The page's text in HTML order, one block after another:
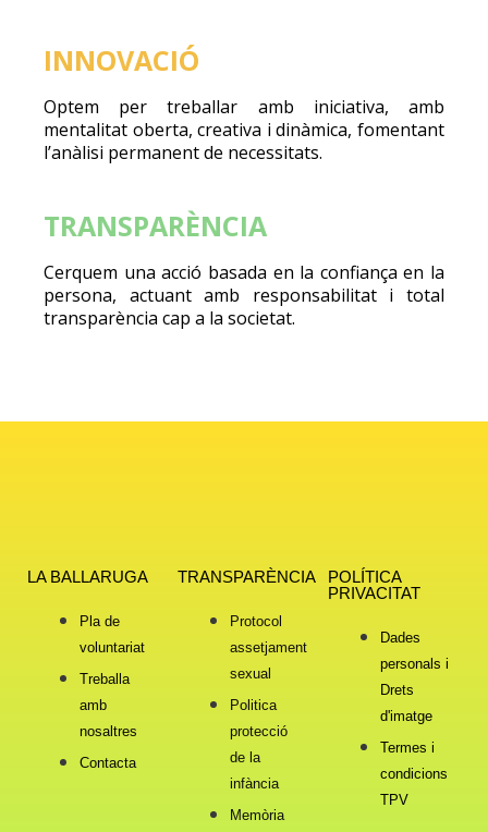
INNOVACIÓ
Optem per treballar amb iniciativa, amb
mentalitat oberta, creativa i dinàmica, fomentant
l’anàlisi permanent de necessitats.
TRANSPARÈNCIA
Cerquem una acció basada en la confiança en la
persona, actuant amb responsabilitat i total
transparència cap a la societat.
LA BALLARUGA
Pla de
voluntariat
Treballa
amb
nosaltres
Contacta
TRANSPARÈNCIA
Protocol
assetjament
sexual
Politica
protecció
de la
infància
Memòria
POLÍTICA
PRIVACITAT
Dades
personals i
Drets
d'imatge
Termes i
condicions
TPV